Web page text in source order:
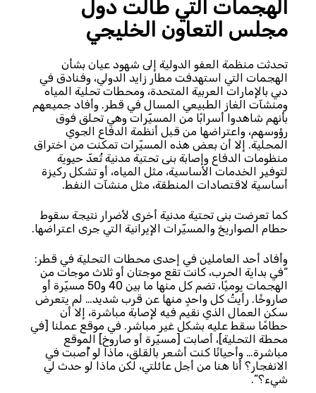
الهجمات التي طالت دول
مجلس التعاون الخليجي
تحدثت منظمة العفو الدولية إلى شهود عيان بشأن
الهجمات التي استهدفت مطار زايد الدولي، وفنادق في
دبي بالإمارات العربية المتحدة، ومحطات تحلية المياه
ومنشآت الغاز الطبيعي المسال في قطر. وأفاد جميعهم
بأنهم شاهدوا أسرابًا من المسيّرات وهي تحلق فوق
رؤوسهم، واعتراضها من قبل أنظمة الدفاع الجوي
المحلية. إلا أن بعض هذه المسيّرات تمكنت من اختراق
منظومات الدفاع وإصابة بنى تحتية مدنية تُعدّ حيوية
لتوفير الخدمات الأساسية، مثل المياه، أو تشكل ركيزة
أساسية لاقتصادات المنطقة، مثل منشآت النفط.
كما تعرضت بنى تحتية مدنية أخرى لأضرار نتيجة سقوط
حطام الصواريخ والمسيّرات الإيرانية التي جرى اعتراضها.
وأفاد أحد العاملين في إحدى محطات التحلية في قطر:
“في بداية الحرب، كانت تقع موجتان أو ثلاث موجات من
الهجمات يوميًا، تضم كل منها ما بين 40 و50 مسيّرة أو
صاروخًا. رأيتُ كل واحدٍ منها عن قرب شديد… لم يتعرض
سكن العمال الذي نقيم فيه لإصابة مباشرة، إلا أن
حطامًا سقط عليه بشكل غير مباشر. في موقع عملنا [في
محطة التحلية]، أصابت [مسيّرة أو صاروخ] الموقع
مباشرة… وأحيانًا كنت أشعر بالقلق، ماذا لو أُصبت في
الانفجار؟ أنا هنا من أجل عائلتي، لكن ماذا لو حدث لي
شيء؟”.